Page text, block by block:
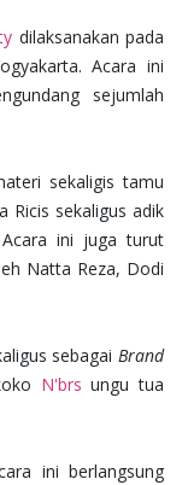
dilaksanakan pada
Acara ini
sejumlah
sekaligis tamu
Ricis sekaligus adik
ini juga turut
Natta Reza, Dodi
sebagai Brand
N'brs ungu tua
ini berlangsung